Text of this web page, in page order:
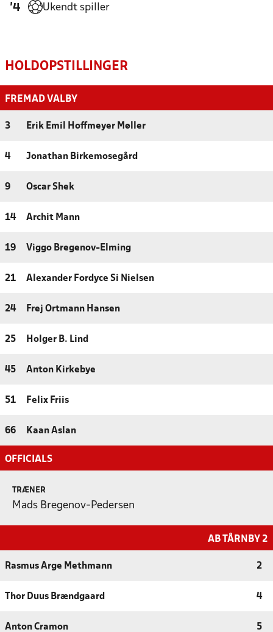
'4 Ukendt spiller
HOLDOPSTILLINGER
FREMAD VALBY
3 Erik Emil Hoffmeyer Møller
4 Jonathan Birkemosegård
9 Oscar Shek
14 Archit Mann
19 Viggo Bregenov-Elming
21 Alexander Fordyce Si Nielsen
24 Frej Ortmann Hansen
25 Holger B. Lind
45 Anton Kirkebye
51 Felix Friis
66 Kaan Aslan
OFFICIALS
TRÆNER
Mads Bregenov-Pedersen
AB TÅRNBY 2
Rasmus Arge Methmann 2
Thor Duus Brændgaard 4
Anton Cramon 5